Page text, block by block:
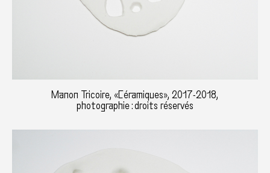
Manon Tricoire, «Céramiques», 2017-2018,
photographie : droits réservés